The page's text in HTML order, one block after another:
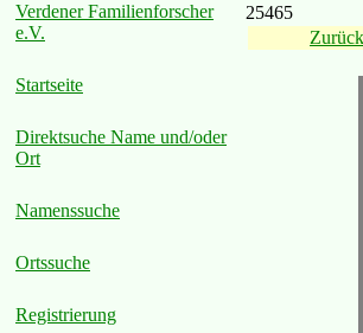
Verdener Familienforscher
e.V.
Startseite
Direktsuche Name und/oder
Ort
Namenssuche
Ortssuche
Registrierung
25465
Zurück